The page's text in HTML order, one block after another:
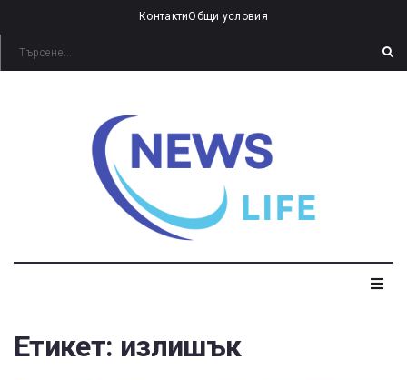
КонтактиОбщи условия
Етикет: излишък